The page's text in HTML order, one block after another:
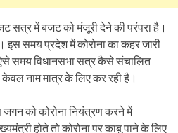
सत्र में बजट को मंजूरी देने की परंपरा है।
इस समय प्रदेश में कोरोना का कहर जारी
समय विधानसभा सत्र कैसे संचालित
नाम मात्र के लिए कर रही है।
को कोरोना नियंत्रण करने में
होते तो कोरोना पर काबू पाने के लिए